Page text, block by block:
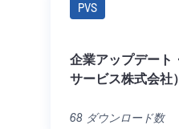
PVS
企業アップデート
サービス株式会社）
68 ダウンロード数